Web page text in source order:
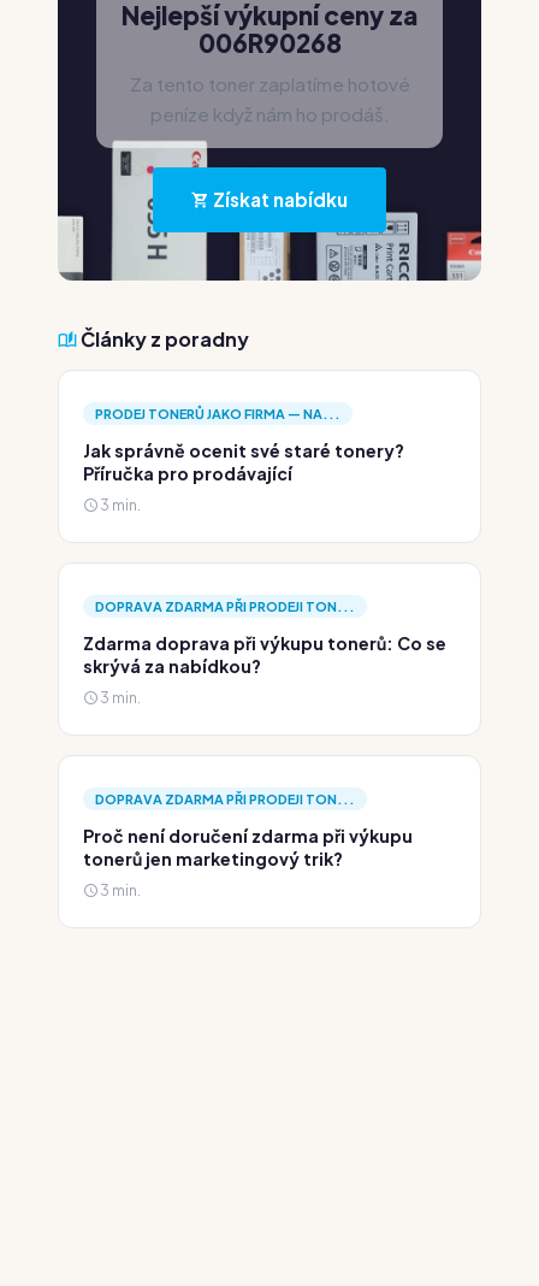
Nejlepší výkupní ceny za
006R90268
Za tento toner zaplatíme hotové
peníze když nám ho prodáš.
Získat nabídku
Články z poradny
PRODEJ TONERŮ JAKO FIRMA — NA...
Jak správně ocenit své staré tonery?
Příručka pro prodávající
3 min.
DOPRAVA ZDARMA PŘI PRODEJI TON...
Zdarma doprava při výkupu tonerů: Co se
skrývá za nabídkou?
3 min.
DOPRAVA ZDARMA PŘI PRODEJI TON...
Proč není doručení zdarma při výkupu
tonerů jen marketingový trik?
3 min.